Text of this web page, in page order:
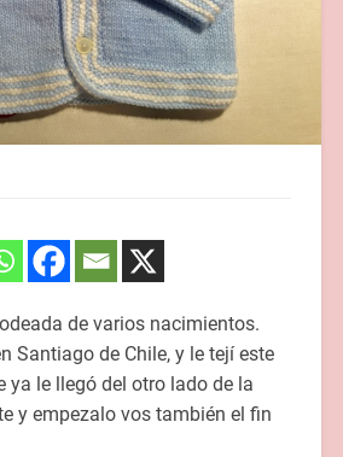
de varios nacimientos.
Santiago de Chile, y le tejí este
ya le llegó del otro lado de la
y empezalo vos también el fin